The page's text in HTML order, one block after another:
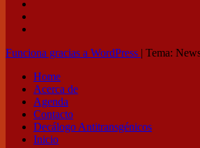
Funciona gracias a WordPress | Tema:
Home
Acerca de
Agenda
Contacto
Decálogo Antitransgénicos
Inicio